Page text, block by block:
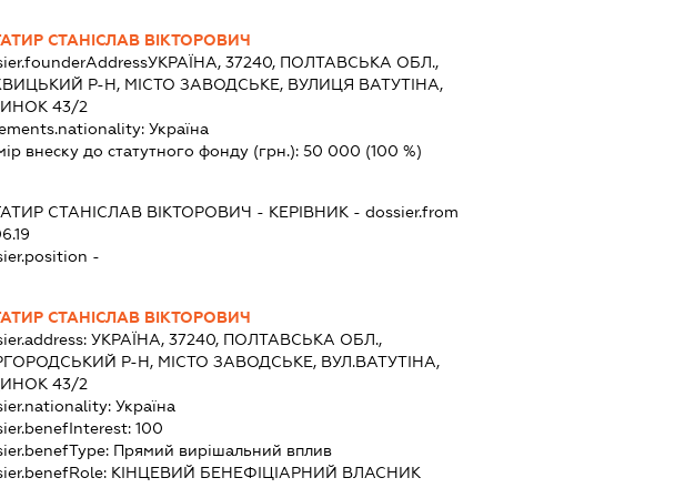
СТАНІСЛАВ ВІКТОРОВИЧ
УКРАЇНА, 37240, ПОЛТАВСЬКА ОБЛ.,
Р-Н, МІСТО ЗАВОДСЬКЕ, ВУЛИЦЯ ВАТУТІНА,
43/2
Україна
внеску до статутного фонду (грн.):50 000 (100 %)
СТАНІСЛАВ ВІКТОРОВИЧ - КЕРІВНИК - dossier.from
-
СТАНІСЛАВ ВІКТОРОВИЧ
УКРАЇНА, 37240, ПОЛТАВСЬКА ОБЛ.,
Р-Н, МІСТО ЗАВОДСЬКЕ, ВУЛ.ВАТУТІНА,
43/2
Україна
100
Прямий вирішальний вплив
КІНЦЕВИЙ БЕНЕФІЦІАРНИЙ ВЛАСНИК